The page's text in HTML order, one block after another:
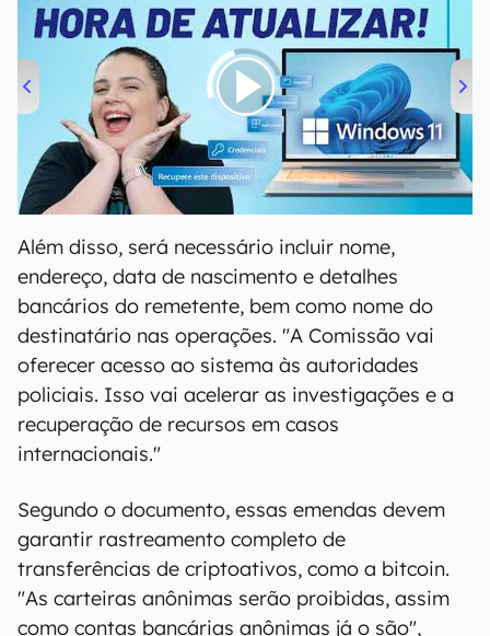
00:00 04:52
Além disso, será necessário incluir nome,
endereço, data de nascimento e detalhes
bancários do remetente, bem como nome do
destinatário nas operações. "A Comissão vai
oferecer acesso ao sistema às autoridades
policiais. Isso vai acelerar as investigações e a
recuperação de recursos em casos
internacionais."
Segundo o documento, essas emendas devem
garantir rastreamento completo de
transferências de criptoativos, como a bitcoin.
"As carteiras anônimas serão proibidas, assim
como contas bancárias anônimas já o são",